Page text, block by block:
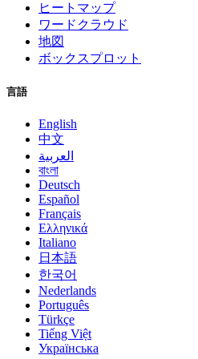
ヒートマップ
ワードクラウド
地図
ボックスプロット
言語
English
中文
العربية
বাংলা
Deutsch
Español
Français
Ελληνικά
Italiano
日本語
한국어
Nederlands
Português
Türkçe
Tiếng Việt
Українська